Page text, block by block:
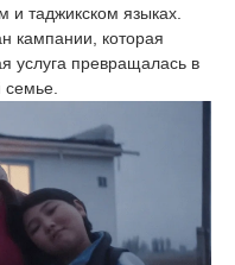
и таджикском языках.
кампании, которая
услуга превращалась в
семье.